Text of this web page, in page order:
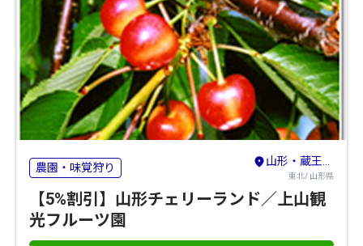
農園・味覚狩り 山形・蔵王・天童・上山
東北/ 山形県
【5%割引】山形チェリーランド／上山観
光フルーツ園